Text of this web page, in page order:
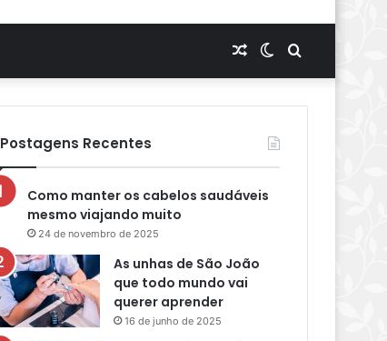
Procurar
por
Switch
skin
Artigo
aleatório
Postagens Recentes
Como manter os cabelos saudáveis
mesmo viajando muito
24 de novembro de 2025
As unhas de São João
que todo mundo vai
querer aprender
16 de junho de 2025